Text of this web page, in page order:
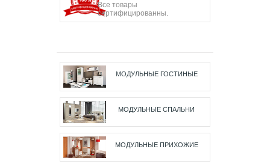
Все товары
сертифицированны.
МОДУЛЬНЫЕ ГОСТИНЫЕ
МОДУЛЬНЫЕ СПАЛЬНИ
МОДУЛЬНЫЕ ПРИХОЖИЕ